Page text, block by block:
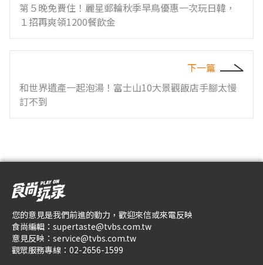
第５晚免費住！麗星郵輪秋季早鳥優惠一次玩日韓，
１招再爽領1200餐飲金
下一篇
和世界遺產一起泡湯！富士山10大景觀飯店手腳太慢
訂不到
您的意見是我們前進的動力，歡迎來信或來電反映
食尚編輯： supertaste@tvbs.com.tw
意見反映： service@tvbs.com.tw
觀眾服務專線： 02-2656-1599